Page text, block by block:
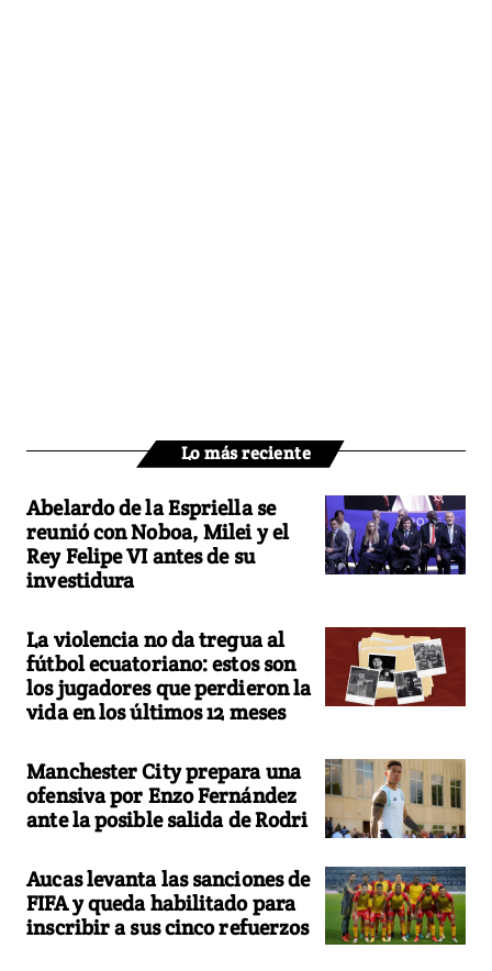
Lo más reciente
Abelardo de la Espriella se
reunió con Noboa, Milei y el
Rey Felipe VI antes de su
investidura
La violencia no da tregua al
fútbol ecuatoriano: estos son
los jugadores que perdieron la
vida en los últimos 12 meses
Manchester City prepara una
ofensiva por Enzo Fernández
ante la posible salida de Rodri
Aucas levanta las sanciones de
FIFA y queda habilitado para
inscribir a sus cinco refuerzos